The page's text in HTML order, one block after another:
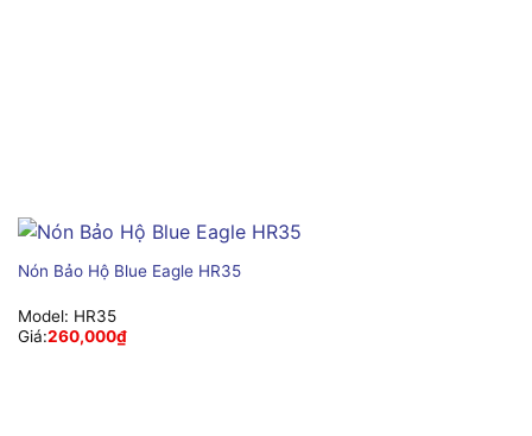
Nón Bảo Hộ Blue Eagle HR35
Model: HR35
Giá:260,000₫